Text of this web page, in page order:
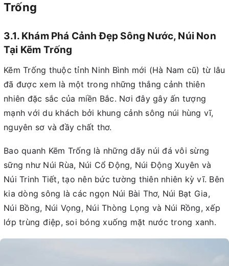
Trống
3.1. Khám Phá Cảnh Đẹp Sông Nước, Núi Non
Tại Kẽm Trống
Kẽm Trống thuộc tỉnh Ninh Bình mới (Hà Nam cũ) từ lâu
đã được xem là một trong những thắng cảnh thiên
nhiên đặc sắc của miền Bắc. Nơi đây gây ấn tượng
mạnh với du khách bởi khung cảnh sông núi hùng vĩ,
nguyên sơ và đầy chất thơ.
Bao quanh Kẽm Trống là những dãy núi đá vôi sừng
sững như Núi Rùa, Núi Cổ Động, Núi Động Xuyên và
Núi Trinh Tiết, tạo nên bức tường thiên nhiên kỳ vĩ. Bên
kia dòng sông là các ngọn Núi Bài Thơ, Núi Bạt Gia,
Núi Bồng, Núi Vọng, Núi Thòng Lọng và Núi Rồng, xếp
lớp trùng điệp, soi bóng xuống mặt nước trong xanh.